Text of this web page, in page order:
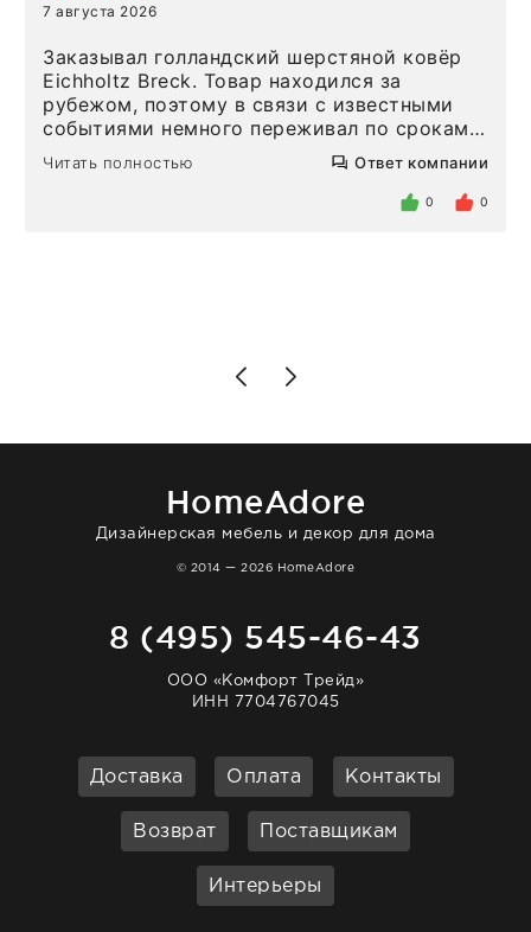
7 августа 2026
Заказывал голландский шерстяной ковёр
Eichholtz Breck. Товар находился за
рубежом, поэтому в связи с известными
событиями немного переживал по срокам.
Но homeadore привезли ровно в
определенное в договоре время, без
то качество выше всяких похвал. Выглядит
Читать полностью Ответ компании
0 0
HomeAdore
Дизайнерская мебель и декор для дома
© 2014 — 2026 HomeAdore
8 (495) 545-46-43
ООО «Комфорт Трейд»
ИНН 7704767045
Доставка Оплата Контакты
Возврат Поставщикам
Интерьеры